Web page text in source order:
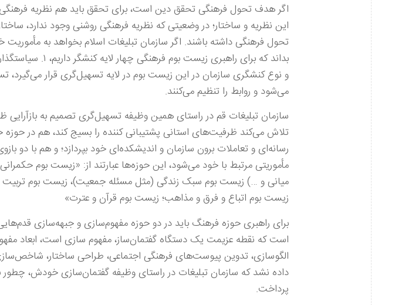
اگر هدف تحول فرهنگی تحقق دین است، برای تحقق باید هم نظریه
این نظریه و ساختار؛ در وضعیتی که نظریه فرهنگی روشنی وجود ندارد،
تحول فرهنگی داشته باشند. اگر سازمان تبلیغات اسلام بخواهد به
و نوع کنشگری سازمان در این زیست بوم در لایه تسهیل‌گری قرار می‌گیرد،
می‌شود و روابط را تنظیم می‌کنند.
سازمان تبلیغات قم در راستای همین وظیفه تسهیل‌گری تصمیم به
تلاش می‌کند ظرفیت‌های استانی پشتیبانی کننده را بسیج کند، هم در حوزه
رسانه‌ای و تعاملات برون سازمان و اندیشکده‌ای خود بپردازد؛ و هم با دو
مأموریتی مرتبط با خود می‌شود، این حوزه‌ها عبارتند از: «زیست بوم
میانی و …) زیست بوم سبک زندگی (مثل مسئله جمعیت)، زیست بوم تربیت
زیست بوم اتباع و فرق و مذاهب؛ زیست بوم قرآن و عترت»
برای راهبری حوزه فرهنگ باید در دو حوزه مفهوم‌سازی و جبهه‌سازی
است که نقطه عزیمت یک دستگاه گفتمان‌ساز، مفهوم سازی است، ابعاد
الگوسازی، تدوین پیوست‌های فرهنگی اجتماعی، طراحی ساختار،
داده نشد که سازمان تبلیغات در راستای وظیفه گفتمان‌سازی خودش، چطور
پرداخت.